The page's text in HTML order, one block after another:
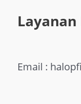
Email :